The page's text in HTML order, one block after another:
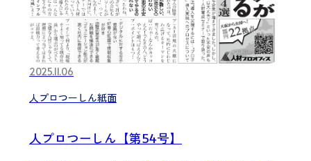
2025.11.06
人プロつーしん紙面
人プロつーしん【第54号】